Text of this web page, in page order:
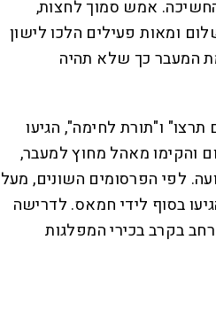
אמש סמוך לחצות,
ומאות פעילים הלכו לישון
המעבר כך שלא תהיה
ו"תורת לחימה", הגיעו
והקימו מאהל מחוץ למעבר,
לפי הפרסומים השונים, מעל
בסוף לידי חמאס. לדרישה
בקרב בכירי המפלגות